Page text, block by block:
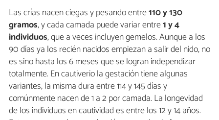
Las crías nacen ciegas y pesando entre110 y 130
gramos, y cada camada puede variar entre1 y 4
individuos, que a veces incluyen gemelos. Aunque a los
90 días ya los recién nacidos empiezan a salir del nido, no
es sino hasta los 6 meses que se logran independizar
totalmente. En cautiverio la gestación tiene algunas
variantes, la misma dura entre 114 y 145 días y
comúnmente nacen de 1 a 2 por camada. La longevidad
de los individuos en cautividad es entre los 12 y 14 años.